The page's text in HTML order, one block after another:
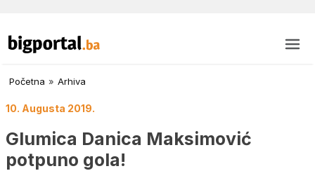
Početna » Arhiva
10. Augusta 2019.
Glumica Danica Maksimović
potpuno gola!